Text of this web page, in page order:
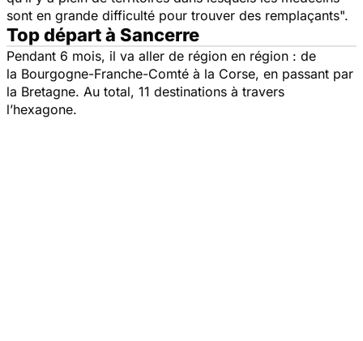
sont en grande difficulté pour trouver des remplaçants".
Top départ à Sancerre
Pendant 6 mois, il va aller de région en région : de
la Bourgogne-Franche-Comté à la Corse, en passant par
la Bretagne. Au total, 11 destinations à travers
l’hexagone.